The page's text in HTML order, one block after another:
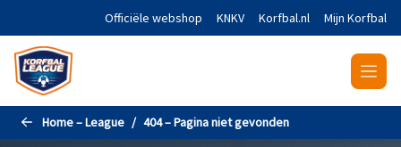
Naar de hoofdinhoud gaanOfficiële webshop KNKV Korfbal.nl Mijn Korfbal
Home – League 404 – Pagina niet gevonden